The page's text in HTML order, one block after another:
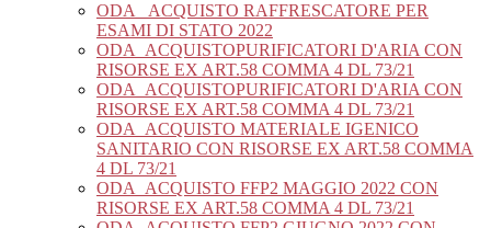
ODA_ ACQUISTO RAFFRESCATORE PER
ESAMI DI STATO 2022
ODA_ACQUISTOPURIFICATORI D'ARIA CON
RISORSE EX ART.58 COMMA 4 DL 73/21
ODA_ACQUISTOPURIFICATORI D'ARIA CON
RISORSE EX ART.58 COMMA 4 DL 73/21
ODA_ACQUISTO MATERIALE IGENICO
SANITARIO CON RISORSE EX ART.58 COMMA
4 DL 73/21
ODA_ACQUISTO FFP2 MAGGIO 2022 CON
RISORSE EX ART.58 COMMA 4 DL 73/21